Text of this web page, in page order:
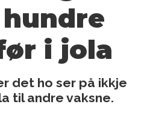
i jola
det ho ser på ikkje
til andre vaksne.